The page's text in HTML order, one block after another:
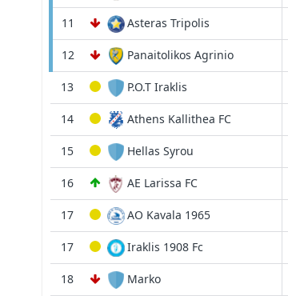
11 Asteras Tripolis
12 Panaitolikos Agrinio
13 P.O.T Iraklis
14 Athens Kallithea FC
15 Hellas Syrou
16 AE Larissa FC
17 AO Kavala 1965
17 Iraklis 1908 Fc
18 Marko